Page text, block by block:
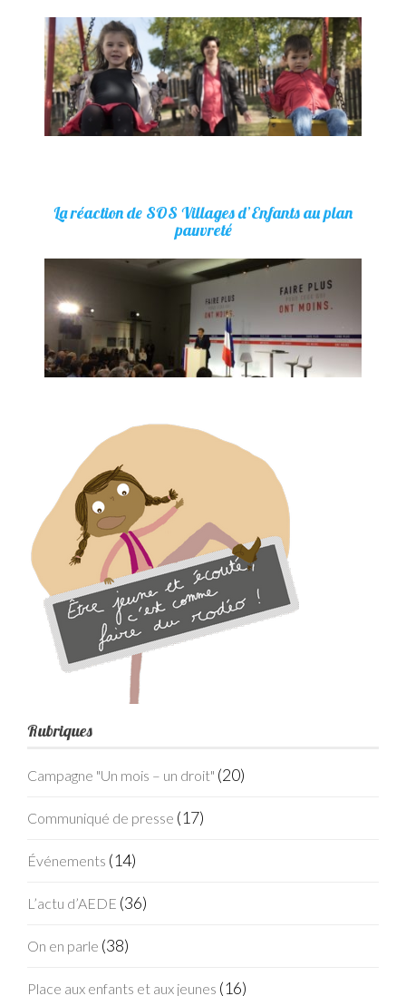
La réaction de SOS Villages d’Enfants au plan
pauvreté
Rubriques
Campagne "Un mois – un droit" (20)
Communiqué de presse (17)
Événements (14)
L’actu d’AEDE (36)
On en parle (38)
Place aux enfants et aux jeunes (16)